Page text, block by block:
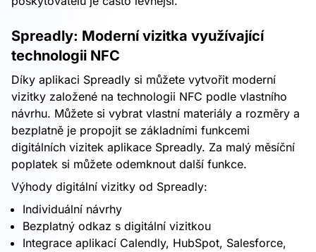
Spreadly: Moderní vizitka využívající
technologii NFC
Díky aplikaci Spreadly si můžete vytvořit moderní
vizitky založené na technologii NFC podle vlastního
návrhu. Můžete si vybrat vlastní materiály a rozměry a
bezplatně je propojit se základními funkcemi
digitálních vizitek aplikace Spreadly. Za malý měsíční
poplatek si můžete odemknout další funkce.
Výhody digitální vizitky od Spreadly:
Individuální návrhy
Bezplatný odkaz s digitální vizitkou
Integrace aplikací Calendly, HubSpot, Salesforce,